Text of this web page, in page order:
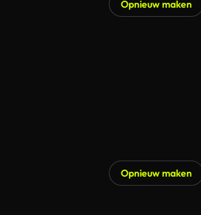
Opnieuw maken
Opnieuw maken